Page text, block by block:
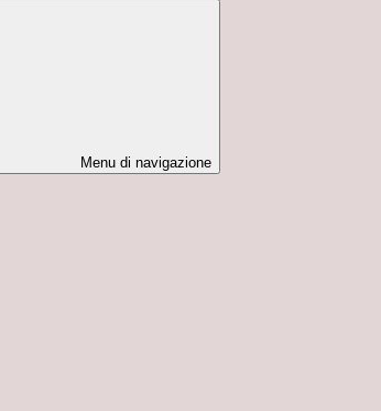
Menu di navigazione